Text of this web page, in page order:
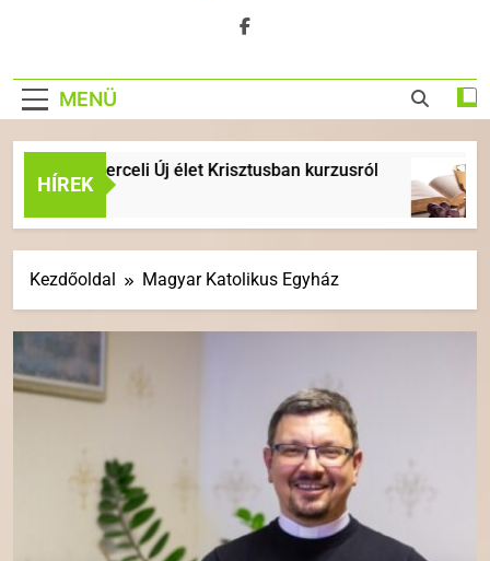
MENÜ
HÍREK
a berceli Új élet Krisztusban kurzusról
6
Kezdőoldal Magyar Katolikus Egyház